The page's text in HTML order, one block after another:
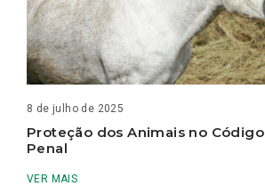
8 de julho de 2025
Proteção dos Animais no Código
Penal
VER MAIS